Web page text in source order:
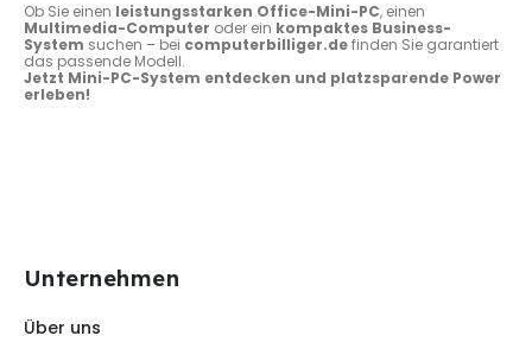
Ob Sie einen leistungsstarken Office-Mini-PC, einen
Multimedia-Computer oder ein kompaktes Business-
System suchen – bei computerbilliger.definden Sie garantiert
das passende Modell.
Jetzt Mini-PC-System entdecken und platzsparende Power
erleben!
Unternehmen
Über uns